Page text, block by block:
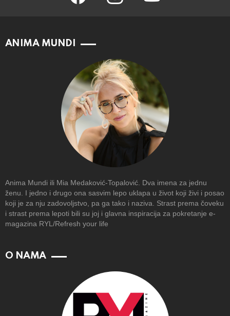
ANIMA MUNDI
Anima Mundi ili Mia Medaković-Topalović. Dva imena za jednu
ženu. I jedno i drugo ona sasvim lepo uklapa u život koji živi i posao
koji je za nju zadovoljstvo, pa ga tako i naziva. Strast prema čoveku
i strast prema lepoti bili su joj i glavna inspiracija za pokretanje e-
magazina RYL/Refresh your life
O NAMA